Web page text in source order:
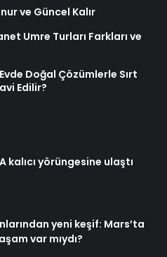
ve Güncel Kalır
Umre Turları Farkları ve
Doğal Çözümlerle Sırt
Edilir?
kalıcı yörüngesine ulaştı
yeni keşif: Mars’ta
var mıydı?